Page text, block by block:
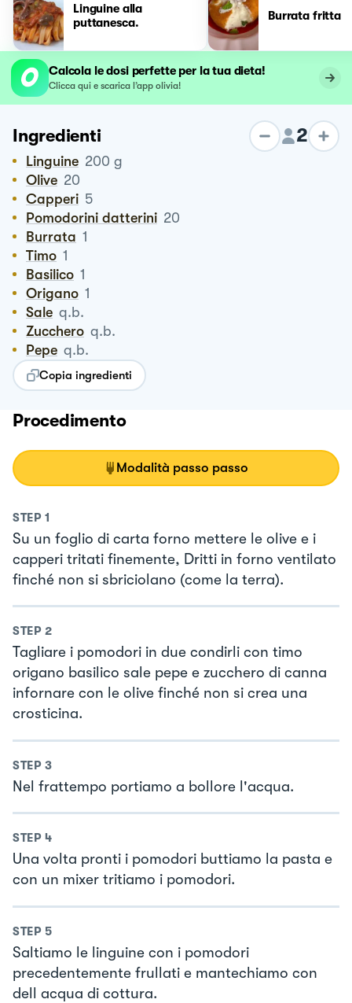
Linguine alla
puttanesca.
Burrata fritta
Calcola le dosi perfette per la tua dieta!
Clicca qui e scarica l’app olivia!
Ingredienti 2
Linguine 200 g
Olive 20
Capperi 5
Pomodorini datterini 20
Burrata 1
Timo 1
Basilico 1
Origano 1
Sale q.b.
Zucchero q.b.
Pepe q.b.
Copia ingredienti
Procedimento
Modalità passo passo
STEP 1
Su un foglio di carta forno mettere le olive e i
capperi tritati finemente, Dritti in forno ventilato
finché non si sbriciolano (come la terra).
STEP 2
Tagliare i pomodori in due condirli con timo
origano basilico sale pepe e zucchero di canna
infornare con le olive finché non si crea una
crosticina.
STEP 3
Nel frattempo portiamo a bollore l'acqua.
STEP 4
Una volta pronti i pomodori buttiamo la pasta e
con un mixer tritiamo i pomodori.
STEP 5
Saltiamo le linguine con i pomodori
precedentemente frullati e mantechiamo con
dell acqua di cottura.